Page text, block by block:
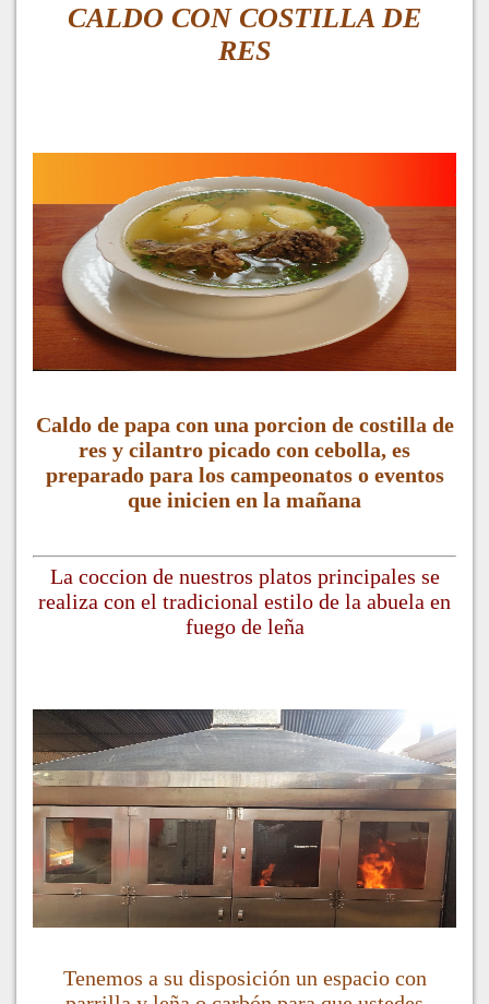
CALDO CON COSTILLA DE
RES
Caldo de papa con una porcion de costilla de
res y cilantro picado con cebolla, es
preparado para los campeonatos o eventos
que inicien en la mañana
La coccion de nuestros platos principales se
realiza con el tradicional estilo de la abuela en
fuego de leña
Tenemos a su disposición un espacio con